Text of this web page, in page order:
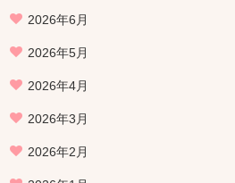
2026年6月
2026年5月
2026年4月
2026年3月
2026年2月